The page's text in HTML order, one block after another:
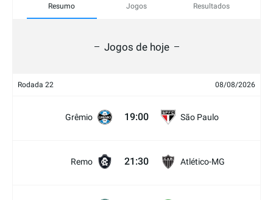
Resumo Jogos Resultados
Jogos de hoje
Rodada 22 08/08/2026
Grêmio 19:00 São Paulo
Remo 21:30 Atlético-MG